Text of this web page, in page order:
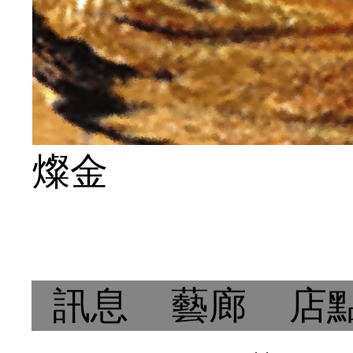
燦金
訊息 藝廊 店